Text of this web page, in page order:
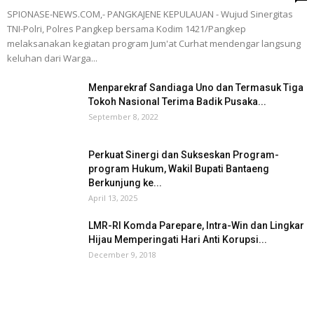
SPIONASE-NEWS.COM,- PANGKAJENE KEPULAUAN - Wujud Sinergitas
TNI-Polri, Polres Pangkep bersama Kodim 1421/Pangkep
melaksanakan kegiatan program Jum'at Curhat mendengar langsung
keluhan dari Warga...
Menparekraf Sandiaga Uno dan Termasuk Tiga
Tokoh Nasional Terima Badik Pusaka...
September 8, 2022
Perkuat Sinergi dan Sukseskan Program-
program Hukum, Wakil Bupati Bantaeng
Berkunjung ke...
April 13, 2025
LMR-RI Komda Parepare, Intra-Win dan Lingkar
Hijau Memperingati Hari Anti Korupsi...
December 9, 2018